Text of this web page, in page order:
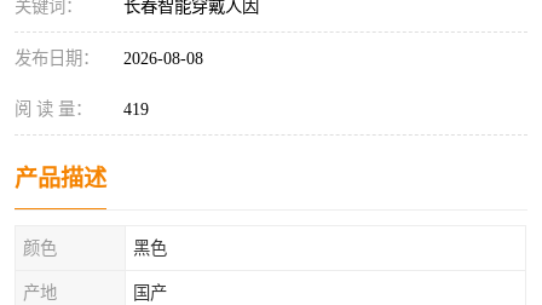
关键词： 长春智能穿戴人因
发布日期： 2026-08-08
阅 读 量： 419
产品描述
颜色 黑色
产地 国产